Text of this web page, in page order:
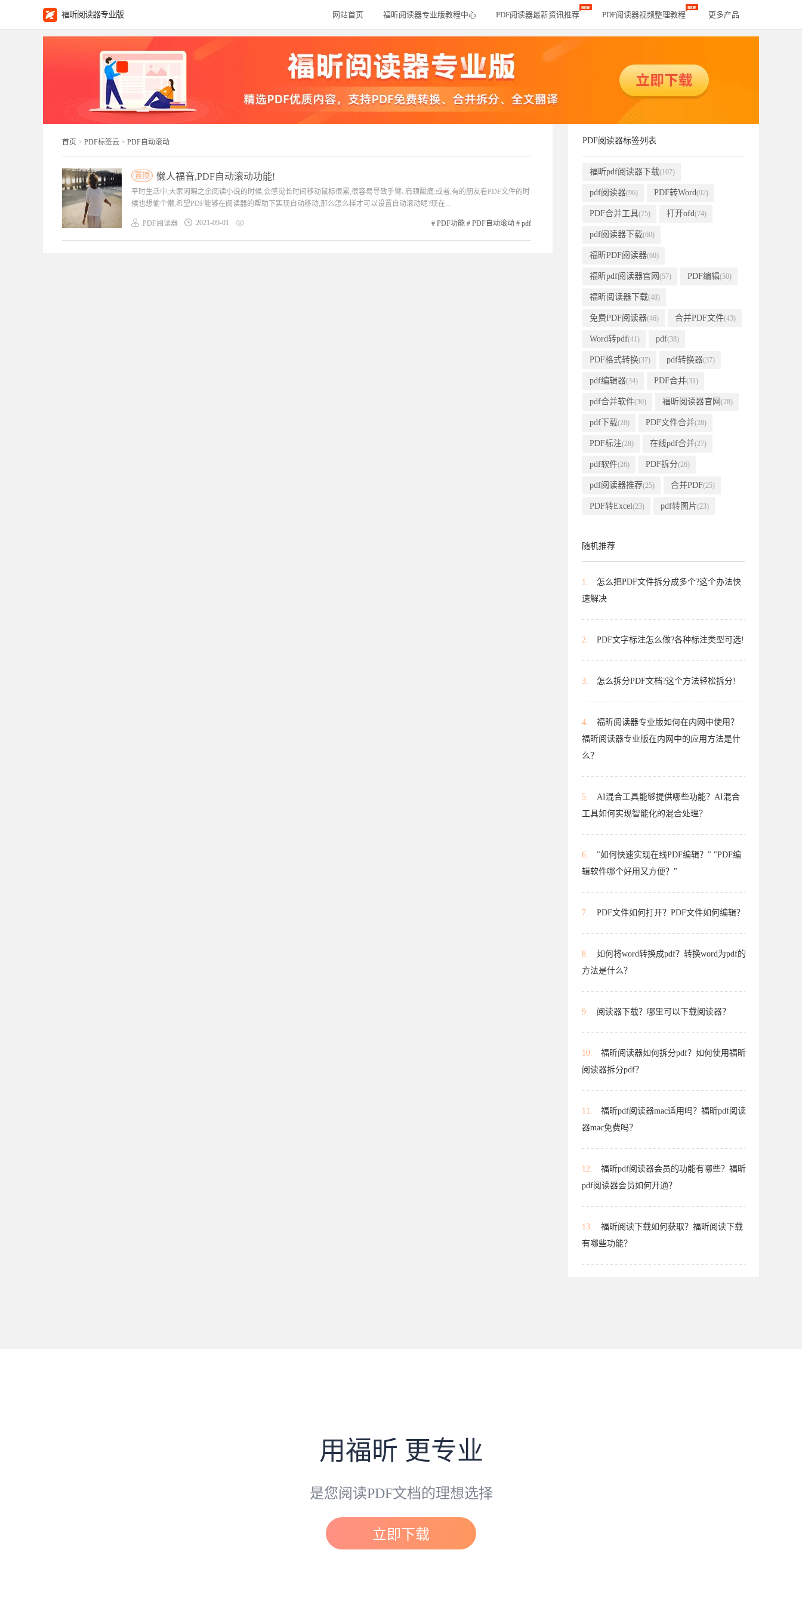
福昕阅读器专业版 网站首页 福昕阅读器专业版教程中心 PDF阅读器最新资讯推荐 PDF阅读器视频整理教程 更多产品
首页 > PDF标签云 > PDF自动滚动
置顶 懒人福音,PDF自动滚动功能!
平时生活中,大家闲暇之余阅读小说的时候,会感觉长时间移动鼠标很累,很容易导致手臂､肩颈酸痛;或者,有的朋友看PDF文件的时
候也想偷个懒,希望PDF能够在阅读器的帮助下实现自动移动,那么怎么样才可以设置自动滚动呢?现在...
PDF阅读器 2021-09-01 # PDF功能 # PDF自动滚动 # pdf
PDF阅读器标签列表
福昕pdf阅读器下载(107)
pdf阅读器(96) PDF转Word(92)
PDF合并工具(75) 打开ofd(74)
pdf阅读器下载(60)
福昕PDF阅读器(60)
福昕pdf阅读器官网 (57) PDF编辑(50)
福昕阅读器下载(48)
免费PDF阅读器(46) 合并PDF文件(43)
Word转pdf(41) pdf(38)
PDF格式转换(37) pdf转换器(37)
pdf编辑器(34) PDF合并(31)
pdf合并软件(30) 福昕阅读器官网 (28)
pdf下载(28) PDF文件合并(28)
PDF标注(28) 在线pdf合并(27)
pdf软件(26) PDF拆分(26)
pdf阅读器推荐(25) 合并PDF(25)
PDF转Excel(23) pdf转图片(23)
随机推荐
1.
怎么把PDF文件拆分成多个?这个办法快
速解决
2. PDF文字标注怎么做?各种标注类型可选!
3. 怎么拆分PDF文档?这个方法轻松拆分!
4.
福昕阅读器专业版如何在内网中使用？
福昕阅读器专业版在内网中的应用方法是什
么？
5.
AI混合工具能够提供哪些功能？AI混合
工具如何实现智能化的混合处理？
6.
"如何快速实现在线PDF编辑？" "PDF编
辑软件哪个好用又方便？"
7. PDF文件如何打开？PDF文件如何编辑？
8.
如何将word转换成pdf？转换word为pdf的
方法是什么？
9. 阅读器下载？哪里可以下载阅读器？
10.
福昕阅读器如何拆分pdf？如何使用福昕
阅读器拆分pdf？
11.
福昕pdf阅读器mac适用吗？福昕pdf阅读
器mac免费吗？
12.
福昕pdf阅读器会员的功能有哪些？福昕
pdf阅读器会员如何开通？
13.
福昕阅读下载如何获取？福昕阅读下载
有哪些功能？
用福昕 更专业
是您阅读PDF文档的理想选择
立即下载